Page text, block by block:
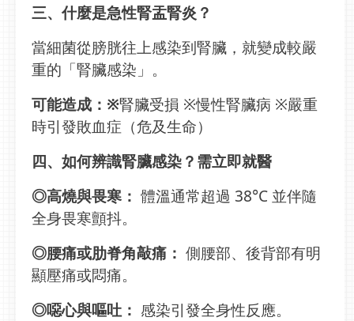
三、什麼是急性腎盂腎炎？
當細菌從膀胱往上感染到腎臟，就變成較嚴
重的「腎臟感染」。
可能造成：※腎臟受損 ※慢性腎臟病 ※嚴重
時引發敗血症（危及生命）
四、如何辨識腎臟感染？需立即就醫
◎高燒與畏寒： 體溫通常超過 38°C 並伴隨
全身畏寒顫抖。
◎腰痛或肋脊角敲痛： 側腰部、後背部有明
顯壓痛或悶痛。
◎噁心與嘔吐： 感染引發全身性反應。